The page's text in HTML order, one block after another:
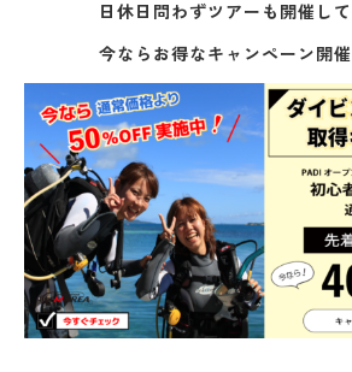
日休日問わずツアーも開催し
今ならお得なキャンペーン開催